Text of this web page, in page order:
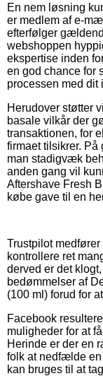
En nem løsning
er medlem af e-
efterfølger
webshoppen
ekspertise inden
en god chance for
processen med dit
Herudover støtter
basale vilkår der
transaktionen, for
firmaet tilsikrer. På
man stadigvæk
anden gang vil
Aftershave Fresh
købe gave til en
Trustpilot
kontrollere ret
derved er det
bedømmelser af
(100 ml) forud for
Facebook
muligheder for at
Herinde er der en
folk at nedfælde en
kan bruges til at